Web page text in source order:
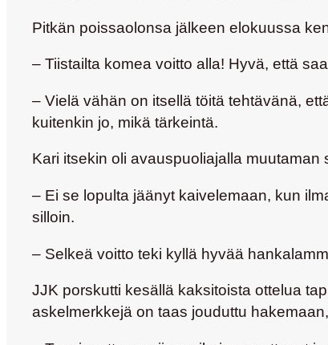
Pitkän poissaolonsa jälkeen elokuussa
– Tiistailta komea voitto alla! Hyvä, että
– Vielä vähän on itsellä töitä tehtävänä,
kuitenkin jo, mikä tärkeintä.
Kari itsekin oli avauspuoliajalla
– Ei se lopulta jäänyt kaivelemaan, kun
silloin.
– Selkeä voitto teki kyllä hyvää
JJK porskutti kesällä kaksitoista ottelua
askelmerkkejä on taas jouduttu